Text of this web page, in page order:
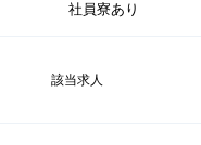
社員寮あり
該当求人